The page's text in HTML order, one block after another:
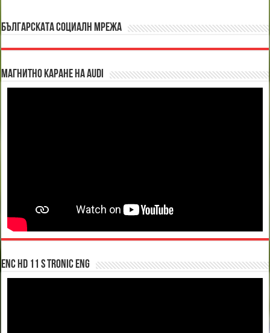
БЪЛГАРСКАТА СОЦИАЛН МРЕЖА
Магнитно каране на Audi
enc hd 11 S tronic ENG